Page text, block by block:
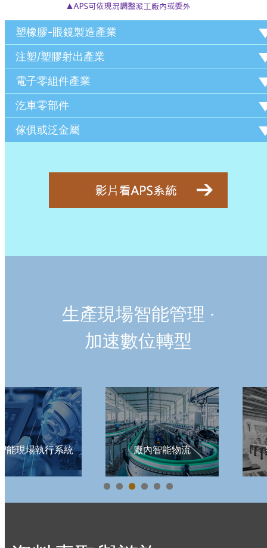
塑橡膠-眼鏡製造產業
注塑/塑膠射出產業
電子零組件產業
汔車零部件
傢俱或泛金屬
生產現場智能管理 ‧
加速數位轉型
能現場執行系統 廠內智能物流